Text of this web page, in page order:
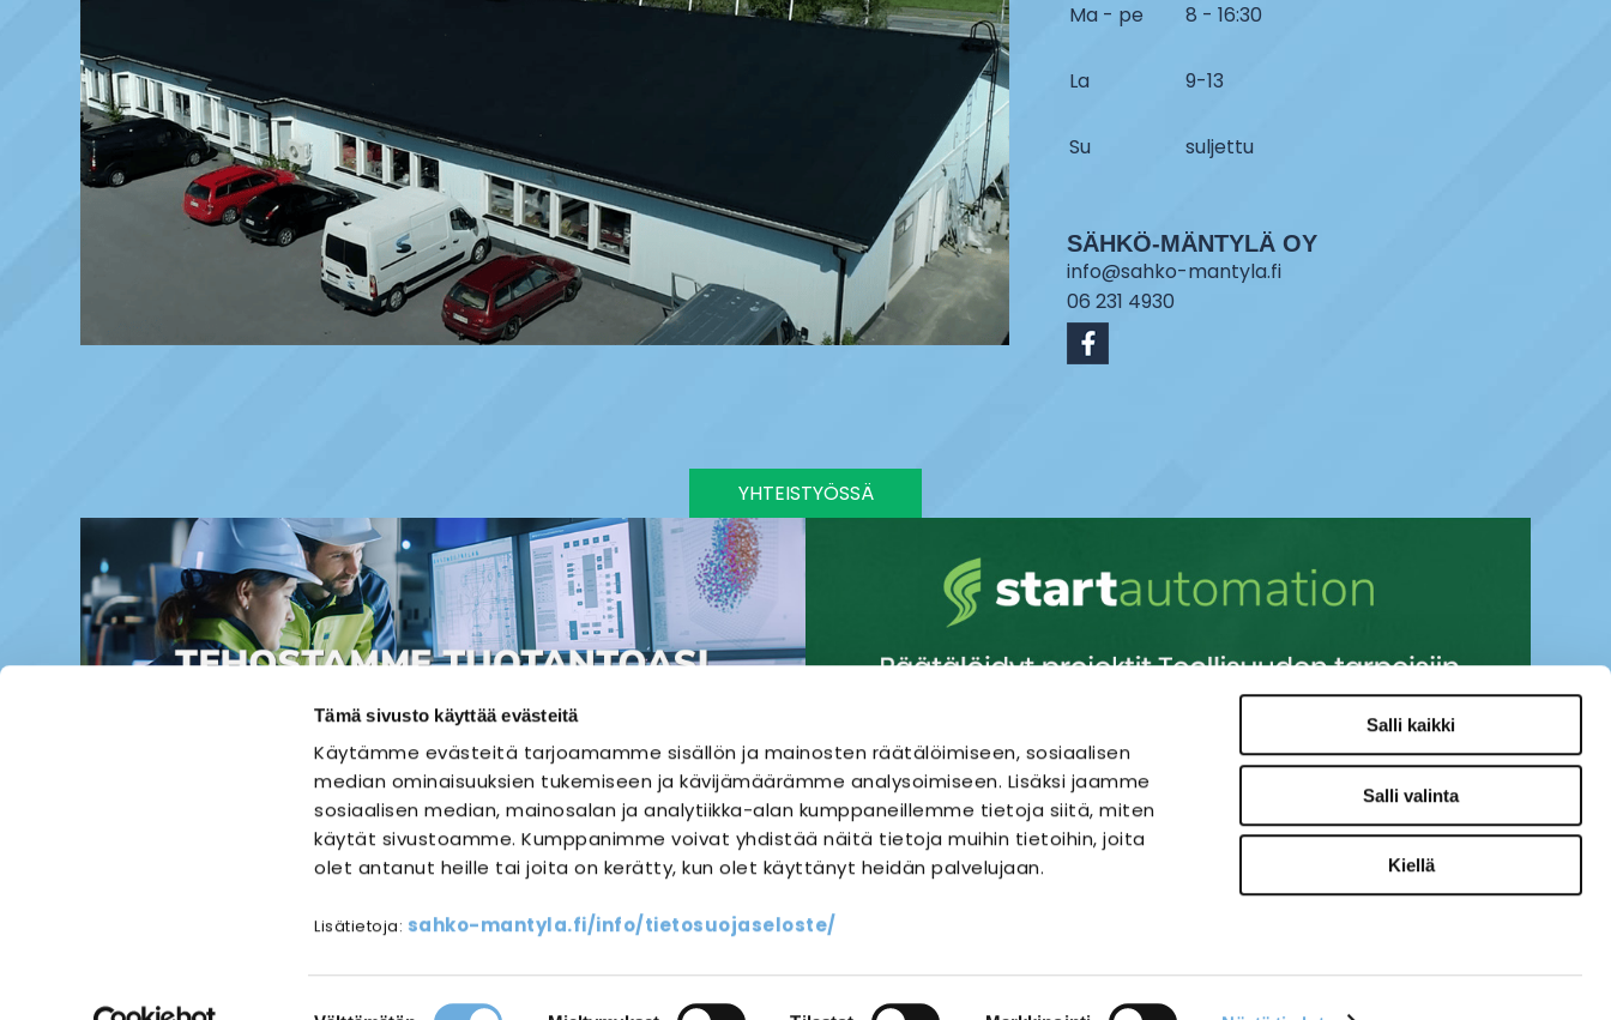
Tämä sivusto käyttää evästeitä
Käytämme evästeitä tarjoamamme sisällön ja mainosten räätälöimiseen, sosiaalisen
median ominaisuuksien tukemiseen ja kävijämäärämme analysoimiseen. Lisäksi jaamme
sosiaalisen median, mainosalan ja analytiikka-alan kumppaneillemme tietoja siitä, miten
käytät sivustoamme. Kumppanimme voivat yhdistää näitä tietoja muihin tietoihin, joita
olet antanut heille tai joita on kerätty, kun olet käyttänyt heidän palvelujaan.
Lisätietoja: sahko-mantyla.fi/info/tietosuojaseloste/
Salli kaikki
Salli valinta
Kiellä
Ma - pe 8 - 16:30
La 9-13
Su suljettu
SÄHKÖ-MÄNTYLÄ OY
info@sahko-mantyla.fi
06 231 4930
YHTEISTYÖSSÄ
SÄHKÖASENNUS SÄHKÖURAKOINTI SÄHKÖSUUNNITTELU VERKKOKAUPPA
Referenssit Yhteystiedot